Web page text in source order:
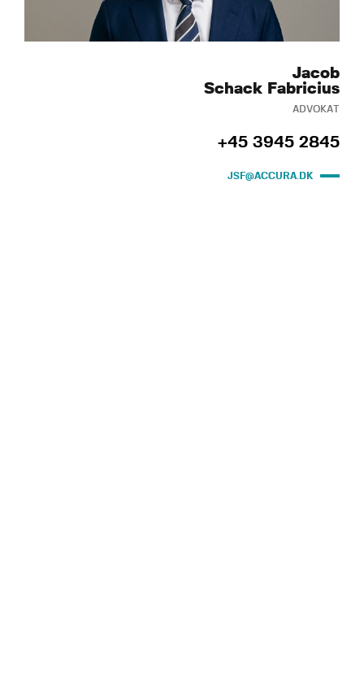
Jacob
Schack Fabricius
ADVOKAT
+45 3945 2845
JSF@ACCURA.DK